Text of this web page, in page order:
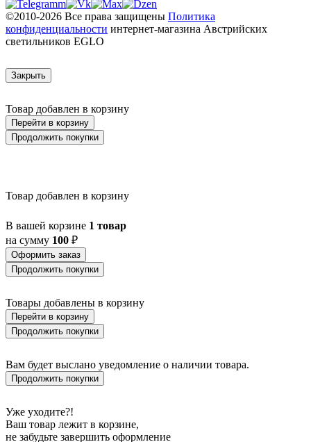
©2010-2026 Все права защищены Политика
конфиденциальности интернет-магазина Австрийских
светильников EGLO
Закрыть
Товар добавлен в корзину
Перейти в корзину
Продолжить покупки
Товар добавлен в корзину
В вашей корзине 1 товар
на сумму 100 ₽
Оформить заказ
Продолжить покупки
Товары добавлены в корзину
Перейти в корзину
Продолжить покупки
Вам будет выслано уведомление о наличии товара.
Продолжить покупки
Уже уходите?!
Ваш товар лежит в корзине,
не забудьте завершить оформление